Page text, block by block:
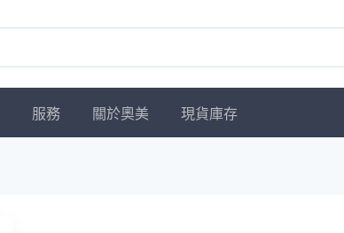
服務 關於奧美 現貨庫存